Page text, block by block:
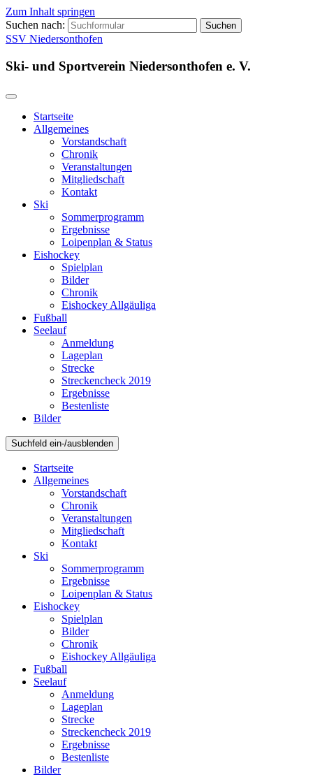
Zum Inhalt springen
Suchen nach:
SSV Niedersonthofen
Ski- und Sportverein Niedersonthofen e. V.
Startseite
Allgemeines
Vorstandschaft
Chronik
Veranstaltungen
Mitgliedschaft
Kontakt
Ski
Sommerprogramm
Ergebnisse
Loipenplan & Status
Eishockey
Spielplan
Bilder
Chronik
Eishockey Allgäuliga
Fußball
Seelauf
Anmeldung
Lageplan
Strecke
Streckencheck 2019
Ergebnisse
Bestenliste
Bilder
Suchfeld ein-/ausblenden
Startseite
Allgemeines
Vorstandschaft
Chronik
Veranstaltungen
Mitgliedschaft
Kontakt
Ski
Sommerprogramm
Ergebnisse
Loipenplan & Status
Eishockey
Spielplan
Bilder
Chronik
Eishockey Allgäuliga
Fußball
Seelauf
Anmeldung
Lageplan
Strecke
Streckencheck 2019
Ergebnisse
Bestenliste
Bilder